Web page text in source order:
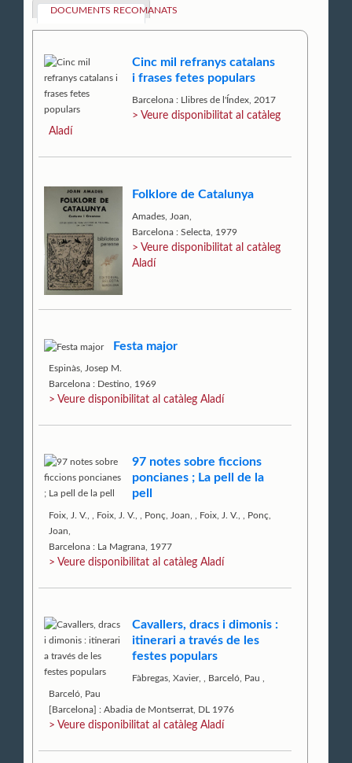
DOCUMENTS RECOMANATS
Cinc mil refranys catalans
i frases fetes populars
Barcelona : Llibres de l'Índex, 2017
> Veure disponibilitat al catàleg
Aladí
Folklore de Catalunya
Amades, Joan,
Barcelona : Selecta, 1979
> Veure disponibilitat al catàleg
Aladí
Festa major
Espinàs, Josep M.
Barcelona : Destino, 1969
> Veure disponibilitat al catàleg Aladí
97 notes sobre ficcions
poncianes ; La pell de la
pell
Foix, J. V., Foix, J. V., Ponç, Joan, Foix, J. V.,
Ponç,
Joan,
Barcelona : La Magrana, 1977
> Veure disponibilitat al catàleg Aladí
Cavallers, dracs i dimonis :
itinerari a través de les
festes populars
Fàbregas, Xavier, Barceló, Pau
Barceló, Pau
[Barcelona] : Abadia de Montserrat, DL 1976
> Veure disponibilitat al catàleg Aladí